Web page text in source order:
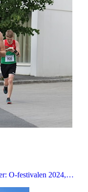
O-festivalen 2024,…